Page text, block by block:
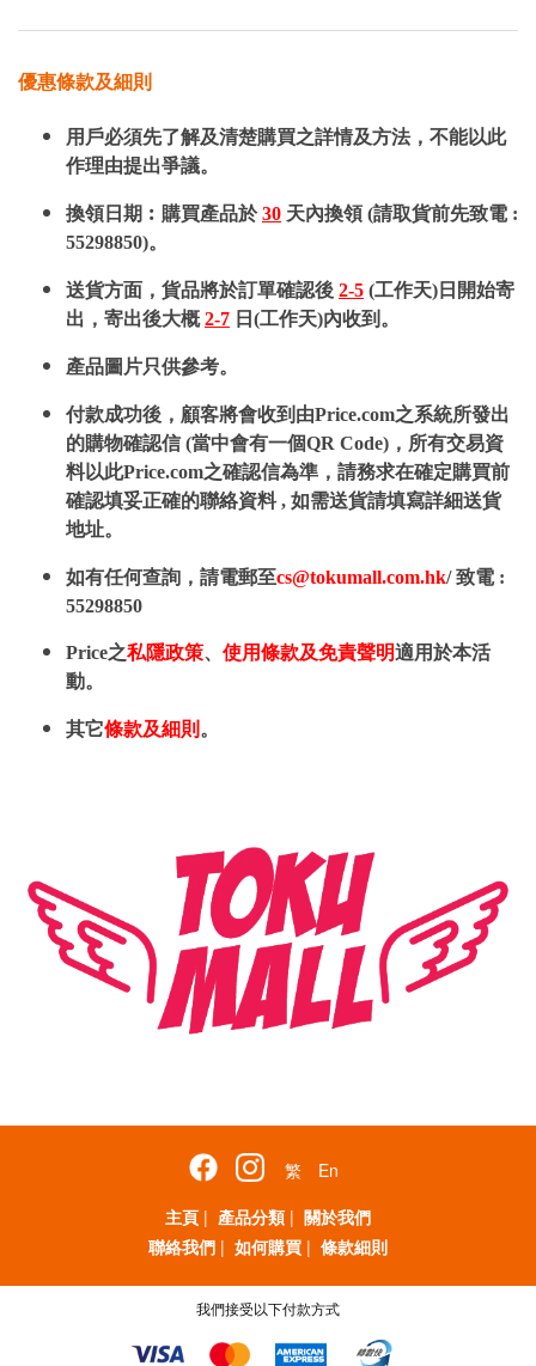
優惠條款及細則
用戶必須先了解及清楚購買之詳情及方法，不能以此
作理由提出爭議。
換領日期︰購買產品於30 天內換領 (請取貨前先致電 :
55298850)。
送貨方面，貨品將於訂單確認後 2-5 (工作天)日開始寄
出，寄出後大概2-7 日(工作天)內收到。
產品圖片只供參考。
付款成功後，顧客將會收到由Price.com之系統所發出
的購物確認信 (當中會有一個QR Code)，所有交易資
料以此Price.com之確認信為準，請務求在確定購買前
確認填妥正確的聯絡資料 , 如需送貨請填寫詳細送貨
地址。
如有任何查詢，請電郵至cs@tokumall.com.hk/ 致電 :
55298850
Price之私隱政策、 使用條款及免責聲明適用於本活
動。
其它條款及細則 。
繁
En
主頁 | 產品分類 | 關於我們
聯絡我們 | 如何購買 | 條款細則
我們接受以下付款方式